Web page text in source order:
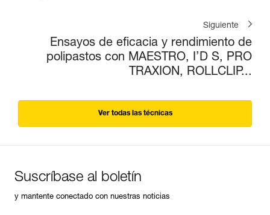
Siguiente
Ensayos de eficacia y rendimiento de
polipastos con MAESTRO, I’D S, PRO
TRAXION, ROLLCLIP...
Ver todas las técnicas
Suscríbase al boletín
y mantente conectado con nuestras noticias